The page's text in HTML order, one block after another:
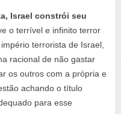
Israel constrói seu
o terrível e infinito terror
terrorista de Israel,
racional de não gastar
os outros com a própria e
achando o título
para esse